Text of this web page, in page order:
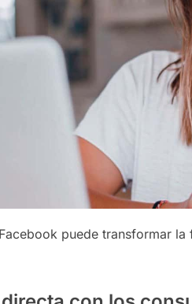
puede transformar